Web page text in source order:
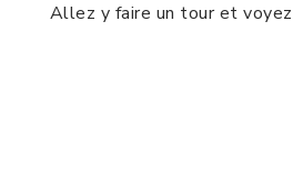
Allez y faire un tour et